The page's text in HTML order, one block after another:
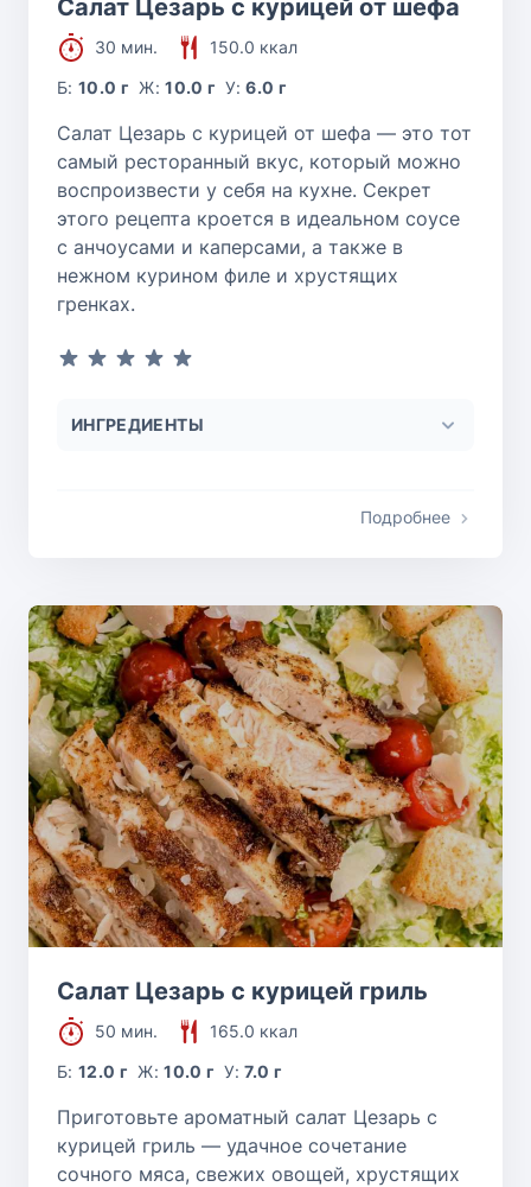
Салат Цезарь с курицей от шефа
30 мин.
150.0 ккал
Б:10.0 г Ж:10.0 г У:6.0 г
Салат Цезарь с курицей от шефа — это тот
самый ресторанный вкус, который можно
воспроизвести у себя на кухне. Секрет
этого рецепта кроется в идеальном соусе
с анчоусами и каперсами, а также в
нежном курином филе и хрустящих
гренках.
ИНГРЕДИЕНТЫ
Подробнее
Салат Цезарь с курицей гриль
50 мин.
165.0 ккал
Б:12.0 г Ж:10.0 г У:7.0 г
Приготовьте ароматный салат Цезарь с
курицей гриль — удачное сочетание
сочного мяса, свежих овощей, хрустящих